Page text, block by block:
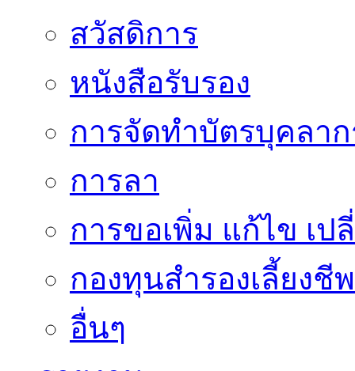
สวัสดิการ
หนังสือรับรอง
การจัดทำบัตรบุคลา
การลา
การขอเพิ่ม แก้ไข เ
กองทุนสำรองเลี้ยงชีพ
อื่นๆ